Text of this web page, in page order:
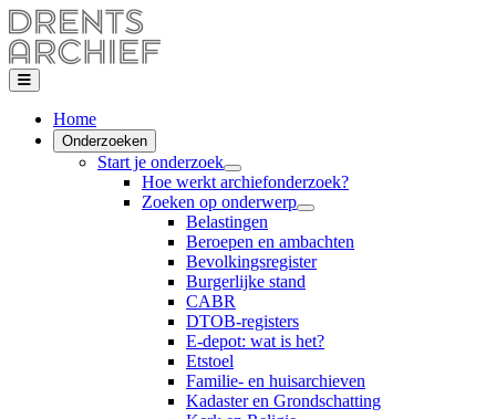
Home
Onderzoeken
Start je onderzoek
Hoe werkt archiefonderzoek?
Zoeken op onderwerp
Belastingen
Beroepen en ambachten
Bevolkingsregister
Burgerlijke stand
CABR
DTOB-registers
E-depot: wat is het?
Etstoel
Familie- en huisarchieven
Kadaster en Grondschatting